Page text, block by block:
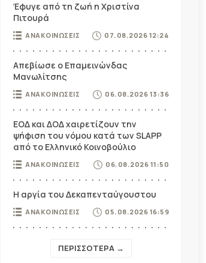
Έφυγε από τη ζωή η Χριστίνα
Πιτουρά
ΑΝΑΚΟΙΝΩΣΕΙΣ 07.08.2026 12:24
Απεβίωσε ο Επαμεινώνδας
Μανωλίτσης
ΑΝΑΚΟΙΝΩΣΕΙΣ 06.08.2026 13:36
ΕΟΔ και ΔΟΔ χαιρετίζουν την
ψήφιση του νόμου κατά των SLAPP
από το Ελληνικό Κοινοβούλιο
ΑΝΑΚΟΙΝΩΣΕΙΣ 06.08.2026 11:50
Η αργία του Δεκαπενταύγουστου
ΑΝΑΚΟΙΝΩΣΕΙΣ 05.08.2026 16:59
ΠΕΡΙΣΣΟΤΕΡΑ →